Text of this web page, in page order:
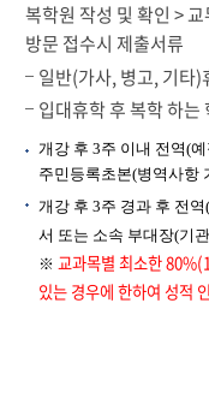
복학원 작성 및 확인 >
방문 접수시 제출서류
일반(가사, 병고, 기타)
입대휴학 후 복학 하는
개강 후 3주 이내 전역(
주민등록초본(병역사항
개강 후 3주 경과 후 전
서 또는 소속 부대장(기
※교과목별 최소한
있는 경우에 한하여 성적